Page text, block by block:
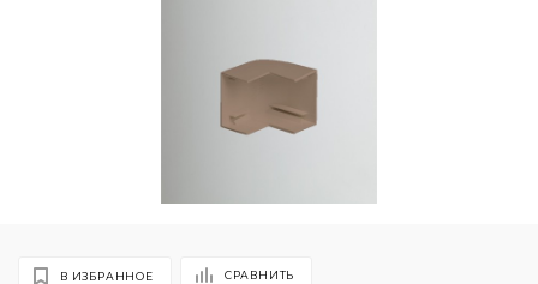
В ИЗБРАННОЕ СРАВНИТЬ